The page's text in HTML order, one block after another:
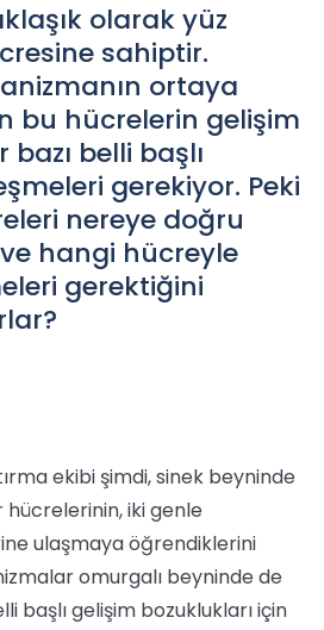
olarak yüz
sahiptir.
ortaya
bu hücrelerin gelişim
bazı belli başlı
gerekiyor. Peki
nereye doğru
hangi hücreyle
gerektiğini
ekibi şimdi, sinek beyninde
iki genle
ulaşmaya öğrendiklerini
omurgalı beyninde de
başlı gelişim bozuklukları için